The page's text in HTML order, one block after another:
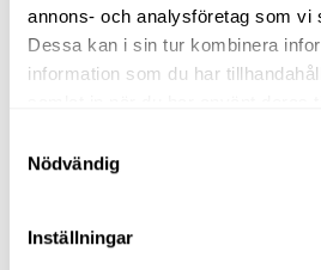
annons- och analysföretag som vi
Dessa kan i sin tur kombinera
information som du har
Nödvändig
Inställningar
Relaterade